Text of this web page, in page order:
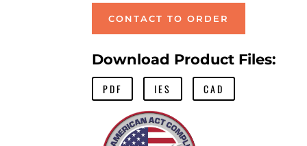
CONTACT TO ORDER
Download Product Files:
PDF IES CAD